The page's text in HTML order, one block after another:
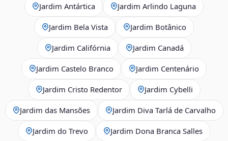
Jardim Antártica Jardim Arlindo Laguna
Jardim Bela Vista Jardim Botânico
Jardim Califórnia Jardim Canadá
Jardim Castelo Branco Jardim Centenário
Jardim Cristo Redentor Jardim Cybelli
Jardim das Mansões Jardim Diva Tarlá de Carvalho
Jardim do Trevo Jardim Dona Branca Salles